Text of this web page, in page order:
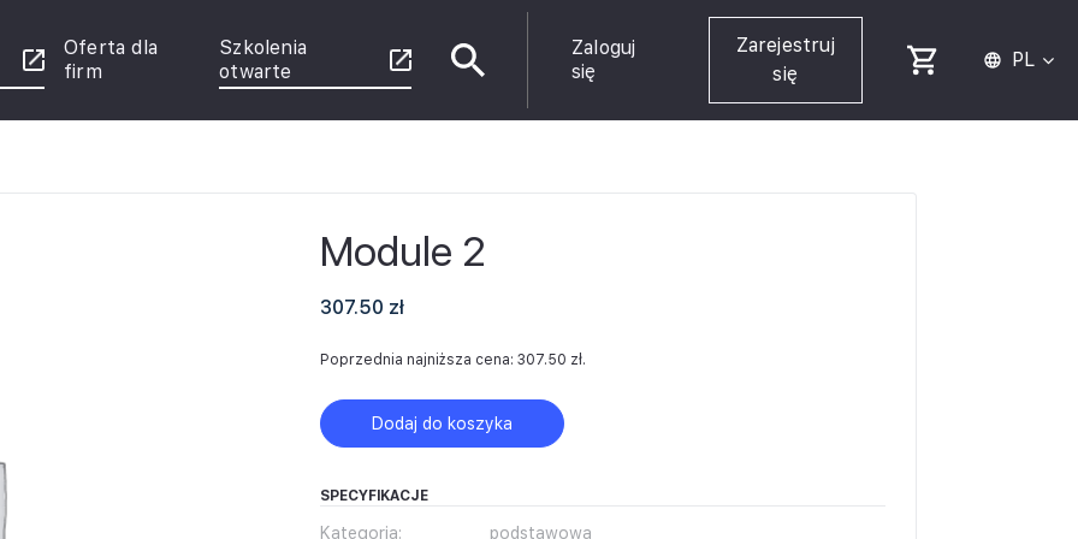
Oferta dla
firm
Szkolenia
otwarte
Zaloguj
się
Zarejestruj
się
PL
Module 2
307.50 zł
Poprzednia najniższa cena: 307.50 zł.
Dodaj do koszyka
SPECYFIKACJE
Kategoria: podstawowa